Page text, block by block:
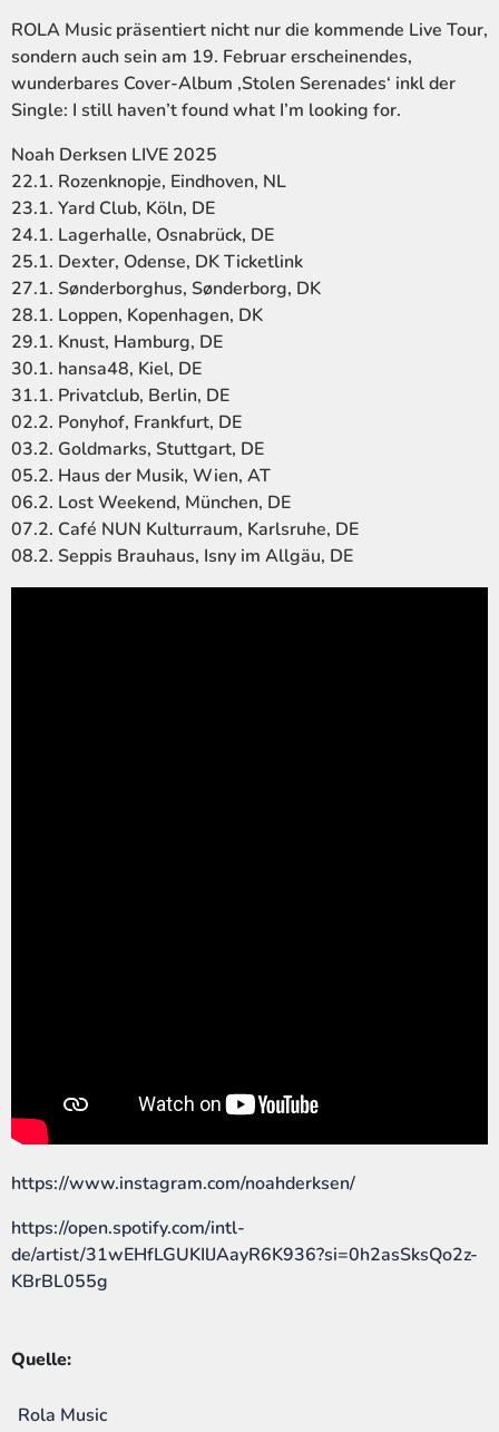
ROLA Music präsentiert nicht nur die kommende Live Tour,
sondern auch sein am 19. Februar erscheinendes,
wunderbares Cover-Album ‚Stolen Serenades‘ inkl der
Single: I still haven’t found what I’m looking for.
Noah Derksen LIVE 2025
22.1. Rozenknopje, Eindhoven, NL
23.1. Yard Club, Köln, DE
24.1. Lagerhalle, Osnabrück, DE
25.1. Dexter, Odense, DK Ticketlink
27.1. Sønderborghus, Sønderborg, DK
28.1. Loppen, Kopenhagen, DK
29.1. Knust, Hamburg, DE
30.1. hansa48, Kiel, DE
31.1. Privatclub, Berlin, DE
02.2. Ponyhof, Frankfurt, DE
03.2. Goldmarks, Stuttgart, DE
05.2. Haus der Musik, Wien, AT
06.2. Lost Weekend, München, DE
07.2. Café NUN Kulturraum, Karlsruhe, DE
08.2. Seppis Brauhaus, Isny im Allgäu, DE
https://www.instagram.com/noahderksen/
https://open.spotify.com/intl-
de/artist/31wEHfLGUKIlJAayR6K936?si=0h2asSksQo2z-
KBrBL055g
Quelle:
Rola Music